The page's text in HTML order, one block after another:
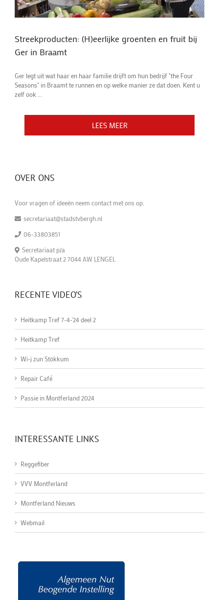
Streekproducten: (H)eerlijke groenten en fruit bij
Ger in Braamt
Ger legt uit wat haar en haar familie drijft om hun bedrijf "the Four
Seasons" in Braamt te runnen en op welke manier ze dat doen. Kent u
zelf ook ...
LEES MEER
OVER ONS
Voor vragen of ideeën neem contact met ons op.
secretariaat@stadstvbergh.nl
06-33803851
Secretariaat p/a
Oude Kapelstraat 2 7044 AW LENGEL
RECENTE VIDEO’S
Heitkamp Tref 7-4-'24 deel 2
Heitkamp Tref
Wi-j zun Stökkum
Repair Café
Passie in Montferland 2024
INTERESSANTE LINKS
Reggefiber
VVV Montferland
Montferland Nieuws
Webmail